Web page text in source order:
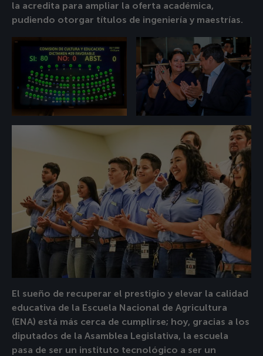
la acredita para ampliar la oferta académica,
pudiendo otorgar títulos de ingeniería y maestrías.
El sueño de recuperar el prestigio y elevar la calidad
educativa de la Escuela Nacional de Agricultura
(ENA) está más cerca de cumplirse; hoy, gracias a los
diputados de la Asamblea Legislativa, la escuela
pasa de ser un instituto tecnológico a ser un